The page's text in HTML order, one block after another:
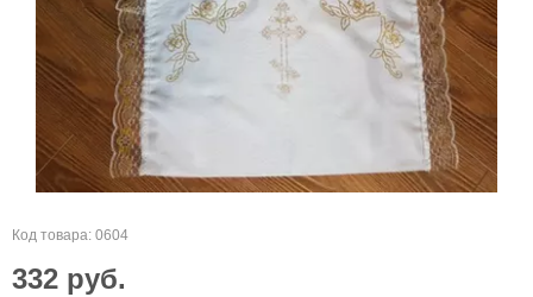
Код товара: 0604
332 руб.